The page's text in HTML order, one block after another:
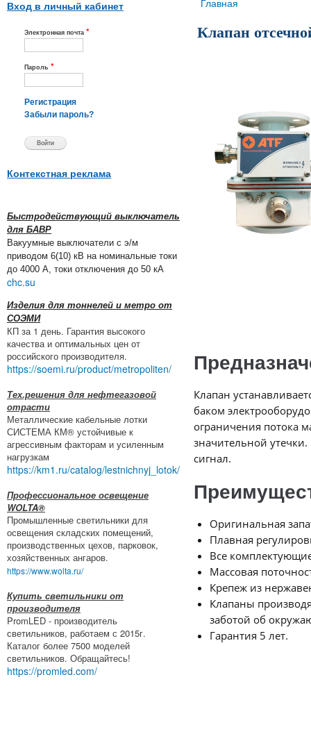
Вход в личный кабинет
Электронная почта *
Пароль *
Регистрация
Забыли пароль?
Контекстная реклама
Быстродействующий выключатель
для БАВР
Вакуумные выключатели с э/м
приводом 6(10) кВ на номинальные токи
до 4000 А, токи отключения до 50 кА
chc.su
Изделия для тоннелей и метро от
СОЭМИ
КП за 1 день. Гарантия высокого
качества и оптимальных цен от
российского производителя.
https://soemi.ru/product/metropoliten/
Тех.решения для нефтегазовой
отрасти
Металлические кабельные лотки
СИСТЕМА КМ® устойчивые к
агрессивным факторам и усиленным
нагрузкам
https://km1.ru/catalog/lestnichnyj_lotok/
Профессиональное освещение
WOLTA®
Промышленные светильники для
освещения складских помещений,
производственных цехов, парковок,
хозяйственных ангаров.
https://www.wolta.ru/
Купить светильники от
производителя
PromLED - производитель
светильников, работаем с 2015г.
Каталог более 7500 моделей
светильников. Обращайтесь!
https://promled.com/
Вы здесь
Главная
Клапан
Клапан
баком
ограничения потока
значительной
сигнал.
Оригинальная
Плавная
Все
Массовая
Крепеж из
Клапаны
заботой об
Гарантия 5 лет.